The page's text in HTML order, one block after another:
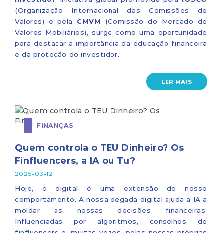
(Organização Internacional das Comissões de
Valores) e pela CMVM (Comissão do Mercado de
Valores Mobiliários), surge como uma oportunidade
para destacar a importância da educação financeira
e da proteção do investidor.
LER MAIS
FINANÇAS
Quem controla o TEU Dinheiro? Os
Finfluencers, a IA ou Tu?
2025-03-12
Hoje, o digital é uma extensão do nosso
comportamento. A nossa pegada digital ajuda a IA a
moldar as nossas decisões financeiras.
Influenciadas por algoritmos, conselhos de